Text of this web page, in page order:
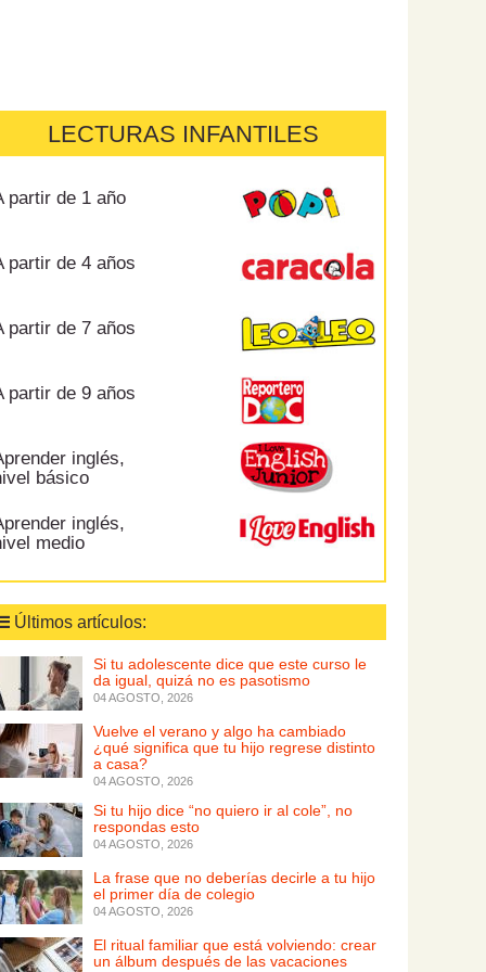
LECTURAS INFANTILES
partir de 1 año
partir de 4 años
partir de 7 años
partir de 9 años
inglés,
básico
inglés,
medio
Últimos artículos:
Si tu adolescente dice que este curso le
da igual, quizá no es pasotismo
04 AGOSTO, 2026
Vuelve el verano y algo ha cambiado
¿qué significa que tu hijo regrese distinto
a casa?
04 AGOSTO, 2026
Si tu hijo dice “no quiero ir al cole”, no
respondas esto
04 AGOSTO, 2026
La frase que no deberías decirle a tu hijo
el primer día de colegio
04 AGOSTO, 2026
El ritual familiar que está volviendo: crear
un álbum después de las vacaciones